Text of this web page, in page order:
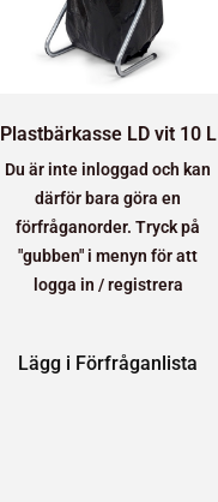
Plastbärkasse LD vit 10 L
Du är inte inloggad och kan
därför bara göra en
förfråganorder. Tryck på
"gubben" i menyn för att
logga in / registrera
Lägg i Förfråganlista